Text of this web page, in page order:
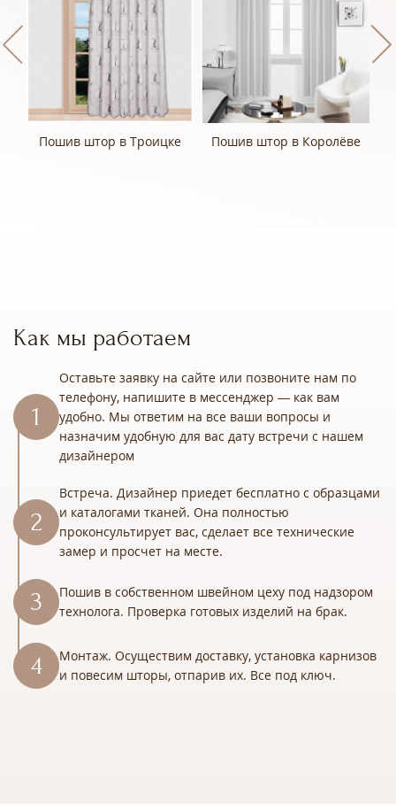
Пошив штор в Троицке Пошив штор в Королёве
Как мы работаем
Оставьте заявку на сайте или позвоните нам по
телефону, напишите в мессенджер — как вам
удобно. Мы ответим на все ваши вопросы и
назначим удобную для вас дату встречи с нашем
дизайнером
Встреча. Дизайнер приедет бесплатно с образцами
и каталогами тканей. Она полностью
проконсультирует вас, сделает все технические
замер и просчет на месте.
Пошив в собственном швейном цеху под надзором
технолога. Проверка готовых изделий на брак.
Монтаж. Осуществим доставку, установка карнизов
и повесим шторы, отпарив их. Все под ключ.